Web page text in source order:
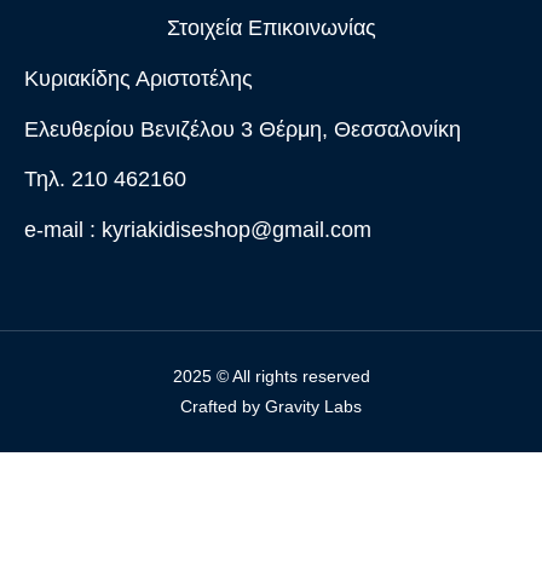
Στοιχεία Επικοινωνίας
Κυριακίδης Αριστοτέλης
Ελευθερίου Βενιζέλου 3 Θέρμη, Θεσσαλονίκη
Τηλ. 210 462160
e-mail : kyriakidiseshop@gmail.com
2025 © All rights reserved
Crafted by Gravity Labs